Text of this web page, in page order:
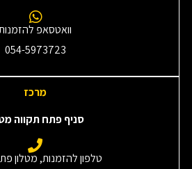
וואטסאפ
054-5973723
מרכז
סניף פתח תקווה
טלפון להזמנות, מטלון